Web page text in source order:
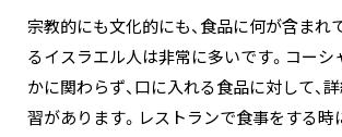
宗教的にも文化的にも、食品に何が含まれ
るイスラエル人は非常に多いです。コーシ
かに関わらず、口に入れる食品に対して、
習があります。レストランで食事をする時